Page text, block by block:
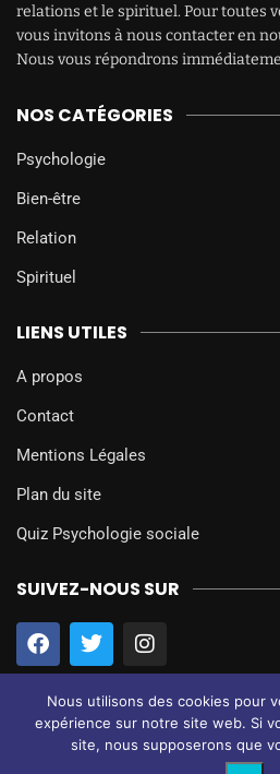
relations et le spirituel. Pour toutes
vous invitons à nous contacter en
Nous vous répondrons
NOS CATÉGORIES
Psychologie
Bien-être
Relation
Spirituel
LIENS UTILES
A propos
Contact
Mentions Légales
Plan du site
Quiz Psychologie sociale
SUIVEZ-NOUS SUR
@2024 – Tous droits réservés.
Nous utilisons des cookies pour
expérience sur notre site web. Si
site, nous supposerons que